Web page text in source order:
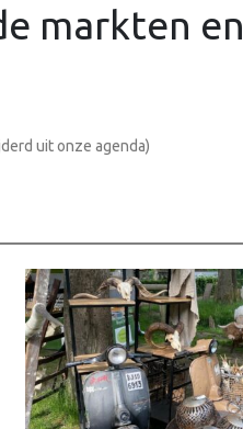
markten en
uit onze agenda)